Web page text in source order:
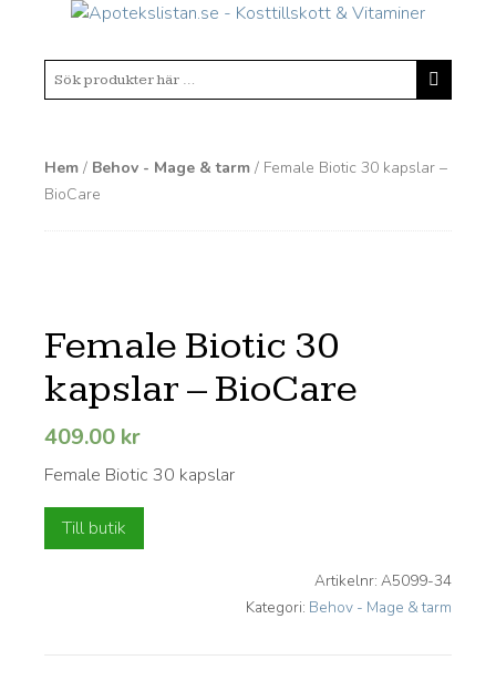
Hem / Behov - Mage & tarm / Female Biotic 30 kapslar –
BioCare
Female Biotic 30
kapslar – BioCare
409.00 kr
Female Biotic 30 kapslar
Till butik
Artikelnr: A5099-34
Kategori: Behov - Mage & tarm